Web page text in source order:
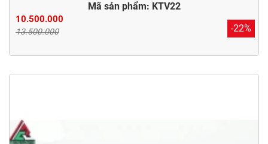
Mã sản phẩm: KTV22
10.500.000
13.500.000 -22%